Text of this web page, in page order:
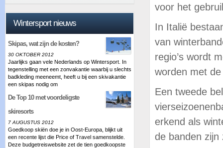
Wintersport nieuws
Skipas, wat zijn de kosten?
30 OKTOBER 2012
Jaarlijks gaan vele Nederlands op Wintersport. In
tegenstelling met een zonvakantie waarbij u slechts
badkleding meeneemt, heeft u bij een skivakantie
een skipas nodig om
De Top 10 met voordeligste
skiresorts
7 AUGUSTUS 2012
Goedkoop skiën doe je in Oost-Europa, blijkt uit
een recente lijst die Price of Travel samenstelde.
Deze budgetreiswebsite zet de tien goedkoopste
voor het
In Italië
van
regio’s wordt
worden met
Een tweede
erkend als
de banden